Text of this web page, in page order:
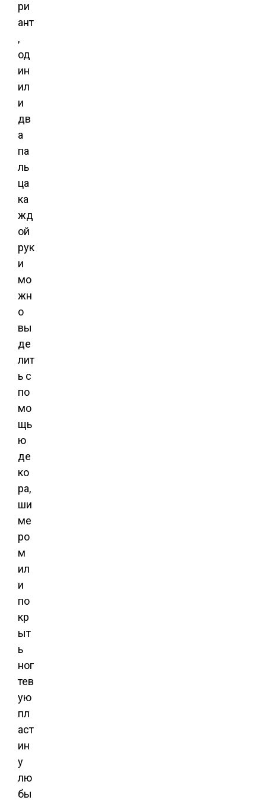
ри
ант
,
од
ин
ил
и
дв
а
па
ль
ца
ка
жд
ой
рук
и
мо
жн
о
вы
де
лит
ь с
по
мо
щь
ю
де
ко
ра,
ши
ме
ро
м
ил
и
по
кр
ыт
ь
ног
тев
ую
пл
аст
ин
у
лю
бы